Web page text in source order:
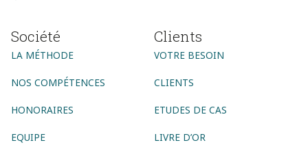
Société
LA MÉTHODE
NOS COMPÉTENCES
HONORAIRES
EQUIPE
Clients
VOTRE BESOIN
CLIENTS
ETUDES DE CAS
LIVRE D’OR